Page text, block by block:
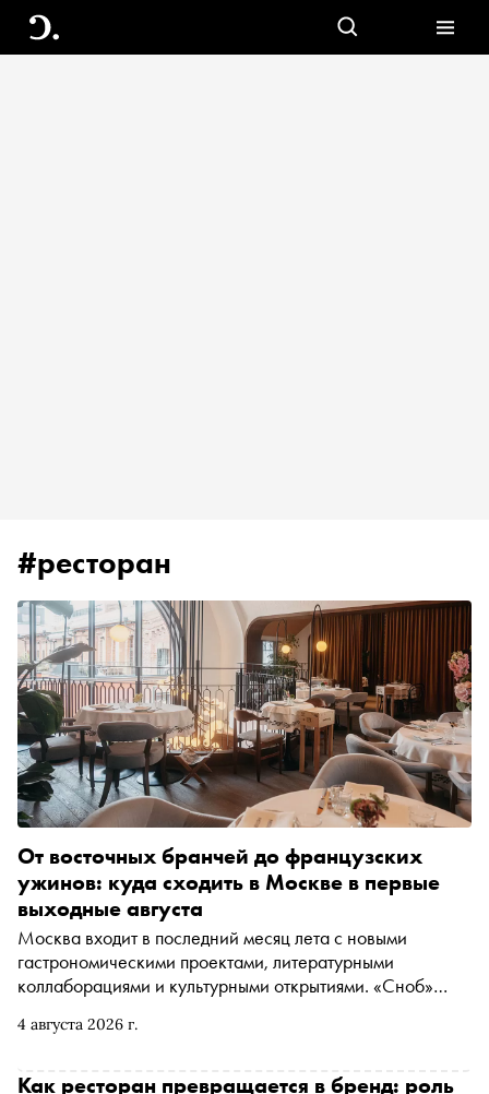
#ресторан
4 августа 2026 г.
От восточных бранчей до французских
ужинов: куда сходить в Москве в первые
выходные августа
Москва входит в последний месяц лета с новыми
гастрономическими проектами, литературными
коллаборациями и культурными открытиями. «Сноб»
поесть, увидеть новое и провести выходные с
Как ресторан превращается в бренд: роль